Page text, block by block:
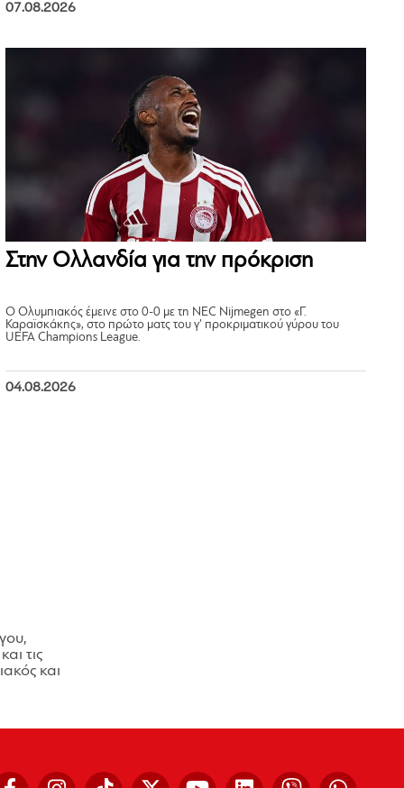
07.08.2026
Στην Ολλανδία για την πρόκριση
Ο Ολυμπιακός έμεινε στο 0-0 με τη NEC Nijmegen στο «Γ.
Καραϊσκάκης», στο πρώτο ματς του γ’ προκριματικού γύρου του
UEFA Champions League.
04.08.2026
τις
και